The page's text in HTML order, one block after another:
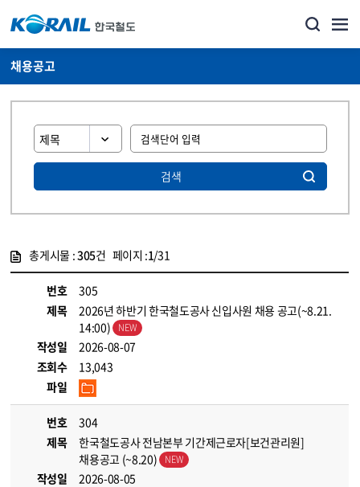
채용공고
검색
총게시물 :305건 페이지 :1/31
번호
305
제목
2026년 하반기 한국철도공사 신입사원 채용 공고(~8.21.
14:00)
작성일
2026-08-07
조회수
13,043
파일
번호
304
제목
한국철도공사 전남본부 기간제근로자[보건관리원]
채용공고 (~8.20)
작성일
2026-08-05